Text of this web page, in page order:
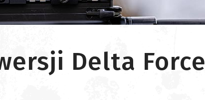
Delta Force